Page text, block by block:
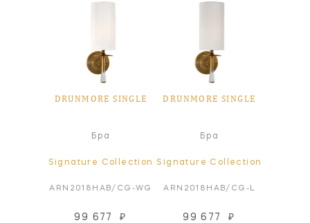
DRUNMORE SINGLE
Бра
Signature Collection
ARN2018HAB/CG-WG
99 677 ₽
DRUNMORE SINGLE
Бра
Signature Collection
ARN2018HAB/CG-L
99 677 ₽